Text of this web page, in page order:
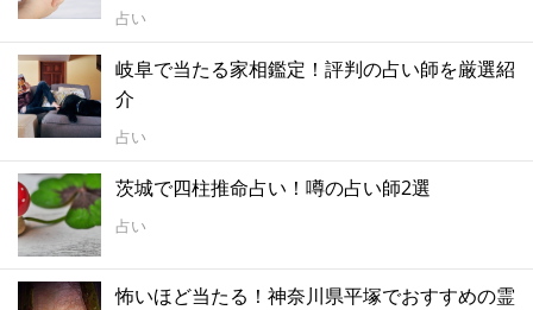
占い
岐阜で当たる家相鑑定！評判の占い師を厳選紹
介
占い
茨城で四柱推命占い！噂の占い師2選
占い
怖いほど当たる！神奈川県平塚でおすすめの霊